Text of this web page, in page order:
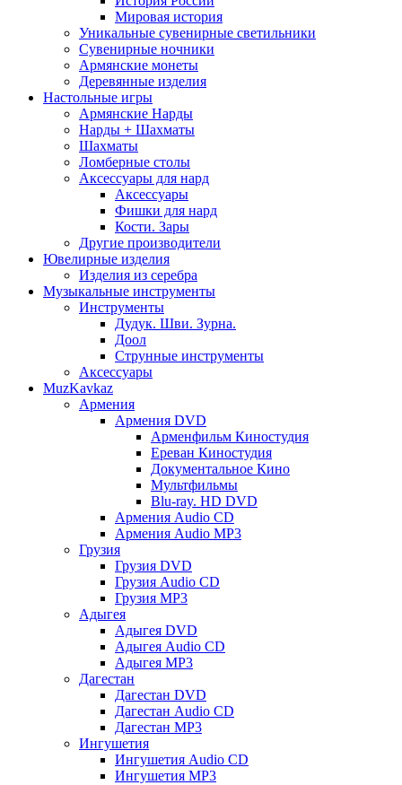
Мировая история
Уникальные сувенирные светильники
Сувенирные ночники
Армянские монеты
Деревянные изделия
Настольные игры
Армянские Нарды
Нарды + Шахматы
Шахматы
Ломберные столы
Аксессуары для нард
Аксессуары
Фишки для нард
Кости. Зары
Другие производители
Ювелирные изделия
Изделия из серебра
Музыкальные инструменты
Инструменты
Дудук. Шви. Зурна.
Доол
Струнные инструменты
Аксессуары
MuzKavkaz
Армения
Армения DVD
Арменфильм Киностудия
Ереван Киностудия
Документальное Кино
Мультфильмы
Blu-ray. HD DVD
Армения Audio CD
Армения Audio MP3
Грузия
Грузия DVD
Грузия Audio CD
Грузия MP3
Адыгея
Адыгея DVD
Адыгея Audio CD
Адыгея MP3
Дагестан
Дагестан DVD
Дагестан Audio CD
Дагестан MP3
Ингушетия
Ингушетия Audio CD
Ингушетия MP3